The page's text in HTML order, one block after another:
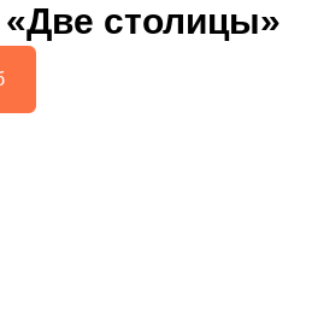
«Две столицы»